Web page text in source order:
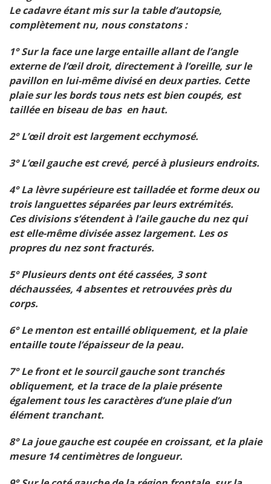
Le cadavre étant mis sur la table d’autopsie,
complètement nu, nous constatons :
1° Sur la face une large entaille allant de l’angle
externe de l’œil droit, directement à l’oreille, sur le
pavillon en lui-même divisé en deux parties. Cette
plaie sur les bords tous nets est bien coupés, est
taillée en biseau de bas en haut.
2° L’œil droit est largement ecchymosé.
3° L’œil gauche est crevé, percé à plusieurs endroits.
4° La lèvre supérieure est tailladée et forme deux ou
trois languettes séparées par leurs extrémités.
Ces divisions s’étendent à l’aile gauche du nez qui
est elle-même divisée assez largement. Les os
propres du nez sont fracturés.
5° Plusieurs dents ont été cassées, 3 sont
déchaussées, 4 absentes et retrouvées près du
corps.
6° Le menton est entaillé obliquement, et la plaie
entaille toute l’épaisseur de la peau.
7° Le front et le sourcil gauche sont tranchés
obliquement, et la trace de la plaie présente
également tous les caractères d’une plaie d’un
élément tranchant.
8° La joue gauche est coupée en croissant, et la plaie
mesure 14 centimètres de longueur.